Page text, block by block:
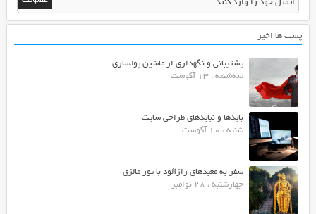
پست ها اخیر
پشتیبانی و نگهداری از ماشین پولسازی
سه‌شنبه ، 13 آگوست
بایدها و نبایدهای طراحی سایت
شنبه ، 10 آگوست
سفر به معبدهای رازآلود با تور مالزی
چهارشنبه ، 28 نوامبر